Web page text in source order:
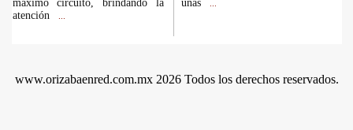
máximo circuito, brindando la
atención
unas
www.orizabaenred.com.mx 2026 Todos los derechos reservados.